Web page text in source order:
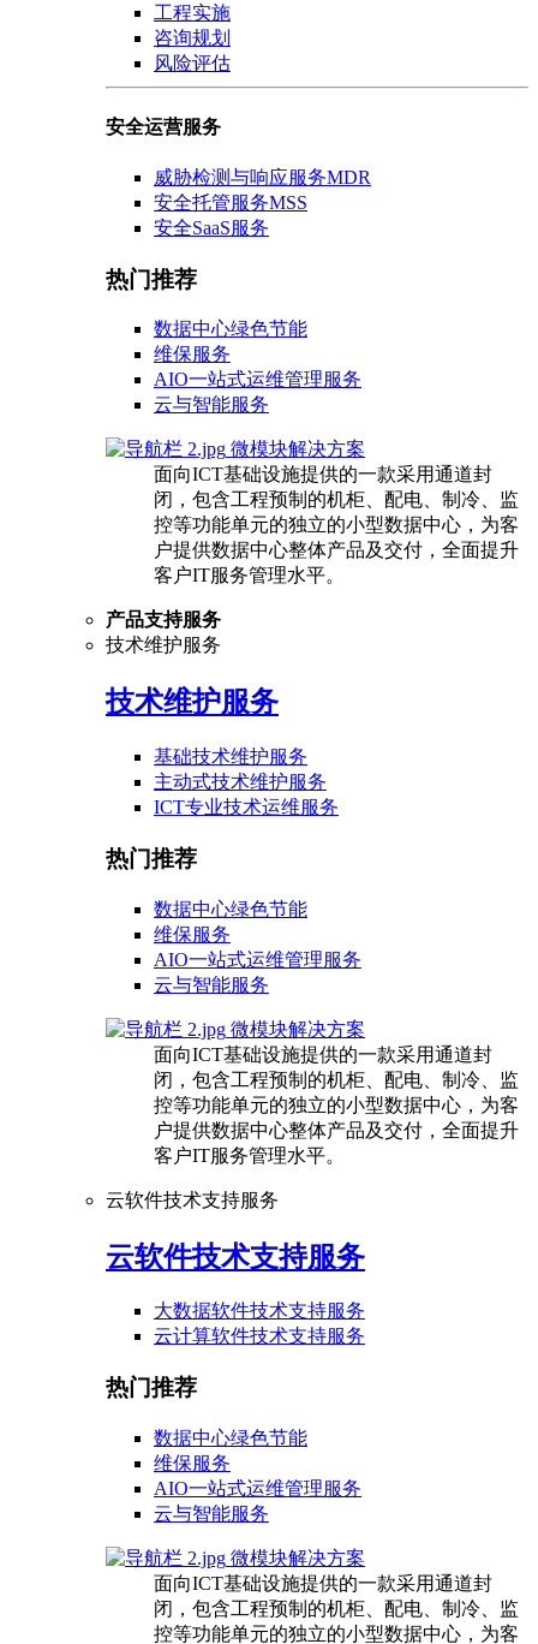
工程实施
咨询规划
风险评估
安全运营服务
威胁检测与响应服务MDR
安全托管服务MSS
安全SaaS服务
热门推荐
数据中心绿色节能
维保服务
AIO一站式运维管理服务
云与智能服务
微模块解决方案
面向ICT基础设施提供的一款采用通道封
闭，包含工程预制的机柜、配电、制冷、监
控等功能单元的独立的小型数据中心，为客
户提供数据中心整体产品及交付，全面提升
客户IT服务管理水平。
产品支持服务
技术维护服务
技术维护服务
基础技术维护服务
主动式技术维护服务
ICT专业技术运维服务
热门推荐
数据中心绿色节能
维保服务
AIO一站式运维管理服务
云与智能服务
微模块解决方案
面向ICT基础设施提供的一款采用通道封
闭，包含工程预制的机柜、配电、制冷、监
控等功能单元的独立的小型数据中心，为客
户提供数据中心整体产品及交付，全面提升
客户IT服务管理水平。
云软件技术支持服务
云软件技术支持服务
大数据软件技术支持服务
云计算软件技术支持服务
热门推荐
数据中心绿色节能
维保服务
AIO一站式运维管理服务
云与智能服务
微模块解决方案
面向ICT基础设施提供的一款采用通道封
闭，包含工程预制的机柜、配电、制冷、监
控等功能单元的独立的小型数据中心，为客